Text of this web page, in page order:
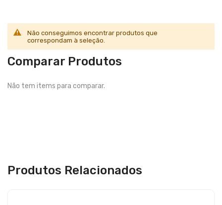
Não conseguimos encontrar produtos que
correspondam à seleção.
Comparar Produtos
Não tem items para comparar.
Produtos Relacionados